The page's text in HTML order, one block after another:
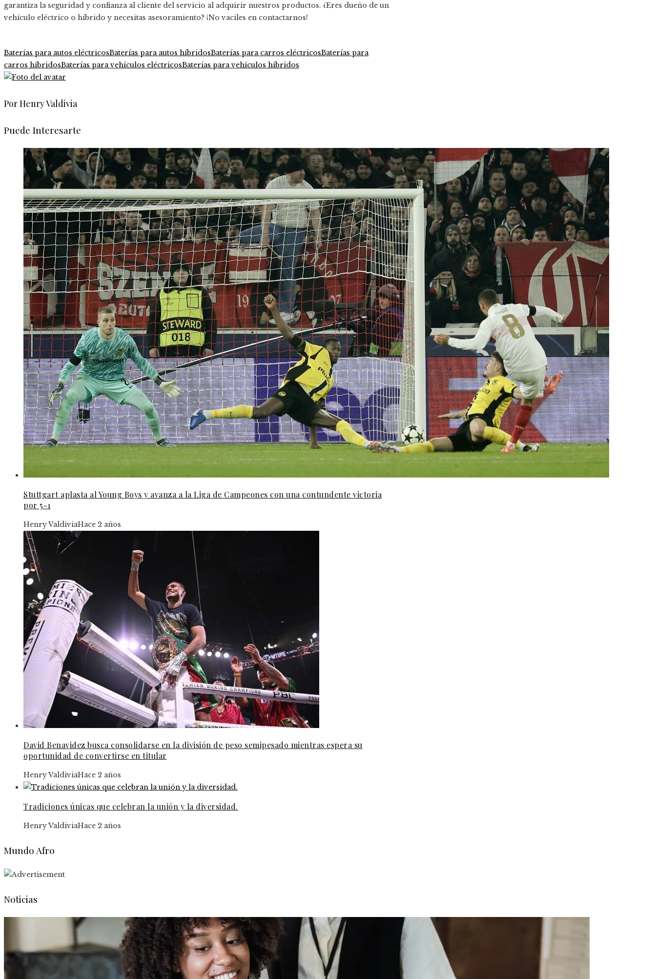
garantiza la seguridad y confianza al cliente del servicio al adquirir nuestros productos. ¿Eres dueño de un
vehículo eléctrico o híbrido y necesitas asesoramiento? ¡No vaciles en contactarnos!
Baterías para autos eléctricosBaterías para autos híbridosBaterías para carros eléctricosBaterías para
carros híbridosBaterías para vehículos eléctricosBaterías para vehículos híbridos
Por Henry Valdivia
Puede Interesarte
Stuttgart aplasta al Young Boys y avanza a la Liga de Campeones con una contundente victoria
por 5-1
Henry ValdiviaHace 2 años
David Benavidez busca consolidarse en la división de peso semipesado mientras espera su
oportunidad de convertirse en titular
Henry ValdiviaHace 2 años
Tradiciones únicas que celebran la unión y la diversidad.
Henry ValdiviaHace 2 años
Mundo Afro
Noticias